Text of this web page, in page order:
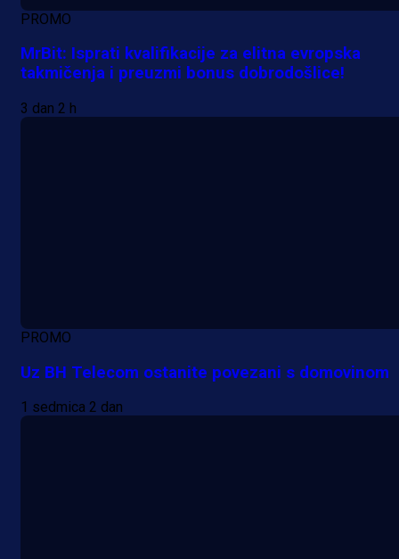
PROMO
MrBit: Isprati kvalifikacije za elitna evropska
takmičenja i preuzmi bonus dobrodošlice!
3 dan 2 h
PROMO
Uz BH Telecom ostanite povezani s domovinom
1 sedmica 2 dan